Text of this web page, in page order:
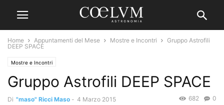
Home Appuntamenti del Mese Mostre e Incontri
Gruppo Astrofili
DEEP SPACE
Mostre e Incontri
Gruppo Astrofili DEEP SPACE
Di "maso" Ricci Maso - 4 Marzo 2015 0
682